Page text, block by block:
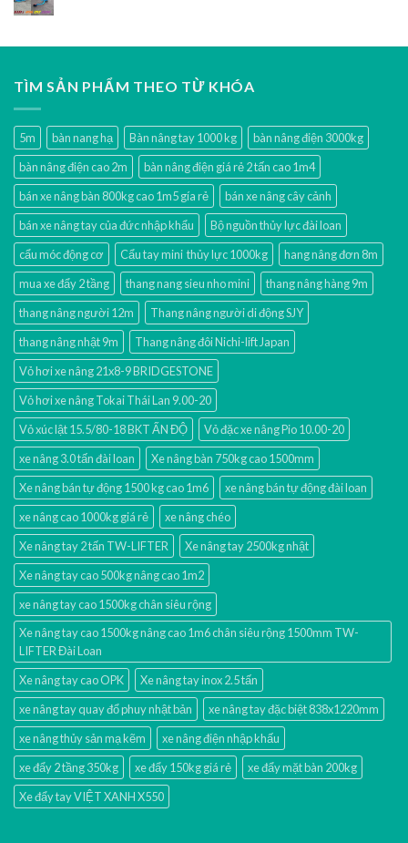
TÌM SẢN PHẨM THEO TỪ KHÓA
5m bàn nang hạ Bàn nâng tay 1000 kg
bàn nâng điện 3000kg
bàn nâng điện cao 2m
bàn nâng điện giá rẻ 2 tấn cao 1m4
bán xe nâng bàn 800kg cao 1m5 gía rẻ
bán xe nâng cây cảnh
bán xe nâng tay của đức nhập khẩu
Bộ nguồn thủy lực đài loan
cẩu móc động cơ
Cẩu tay mini thủy lực 1000kg
hang nâng đơn 8m
mua xe đẩy 2 tầng
thang nang sieu nho mini
thang nâng hàng 9m
thang nâng người 12m
Thang nâng người di động SJY
thang nâng nhật 9m
Thang nâng đôi Nichi-lift Japan
Vỏ hơi xe nâng 21x8-9 BRIDGESTONE
Vỏ hơi xe nâng Tokai Thái Lan 9.00-20
Vỏ xúc lật 15.5/80-18 BKT ẤN ĐỘ
Vỏ đặc xe nâng Pio 10.00-20
xe nâng 3.0 tấn đài loan
Xe nâng bàn 750kg cao 1500mm
Xe nâng bán tự động 1500 kg cao 1m6
xe nâng bán tự động đài loan
xe nâng cao 1000kg giá rẻ
xe nâng chéo
Xe nâng tay 2 tấn TW-LIFTER
Xe nâng tay 2500kg nhật
Xe nâng tay cao 500kg nâng cao 1m2
xe nâng tay cao 1500kg chân siêu rộng
Xe nâng tay cao 1500kg nâng cao 1m6 chân siêu rộng 1500mm TW-
LIFTER Đài Loan
Xe nâng tay cao OPK
Xe nâng tay inox 2.5 tấn
xe nâng tay quay đổ phuy nhật bản
xe nâng tay đặc biệt 838x1220mm
xe nâng thủy sản mạ kẽm
xe nâng điện nhập khấu
xe đẩy 2 tầng 350kg
xe đẩy 150kg giá rẻ
xe đẩy mặt bàn 200kg
Xe đẩy tay VIỆT XANH X550